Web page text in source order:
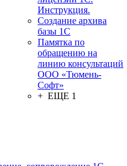
Инструкция.
Создание архива
базы 1С
Памятка по
обращению на
линию консультаций
ООО «Тюмень-
Софт»
+ ЕЩЕ 1